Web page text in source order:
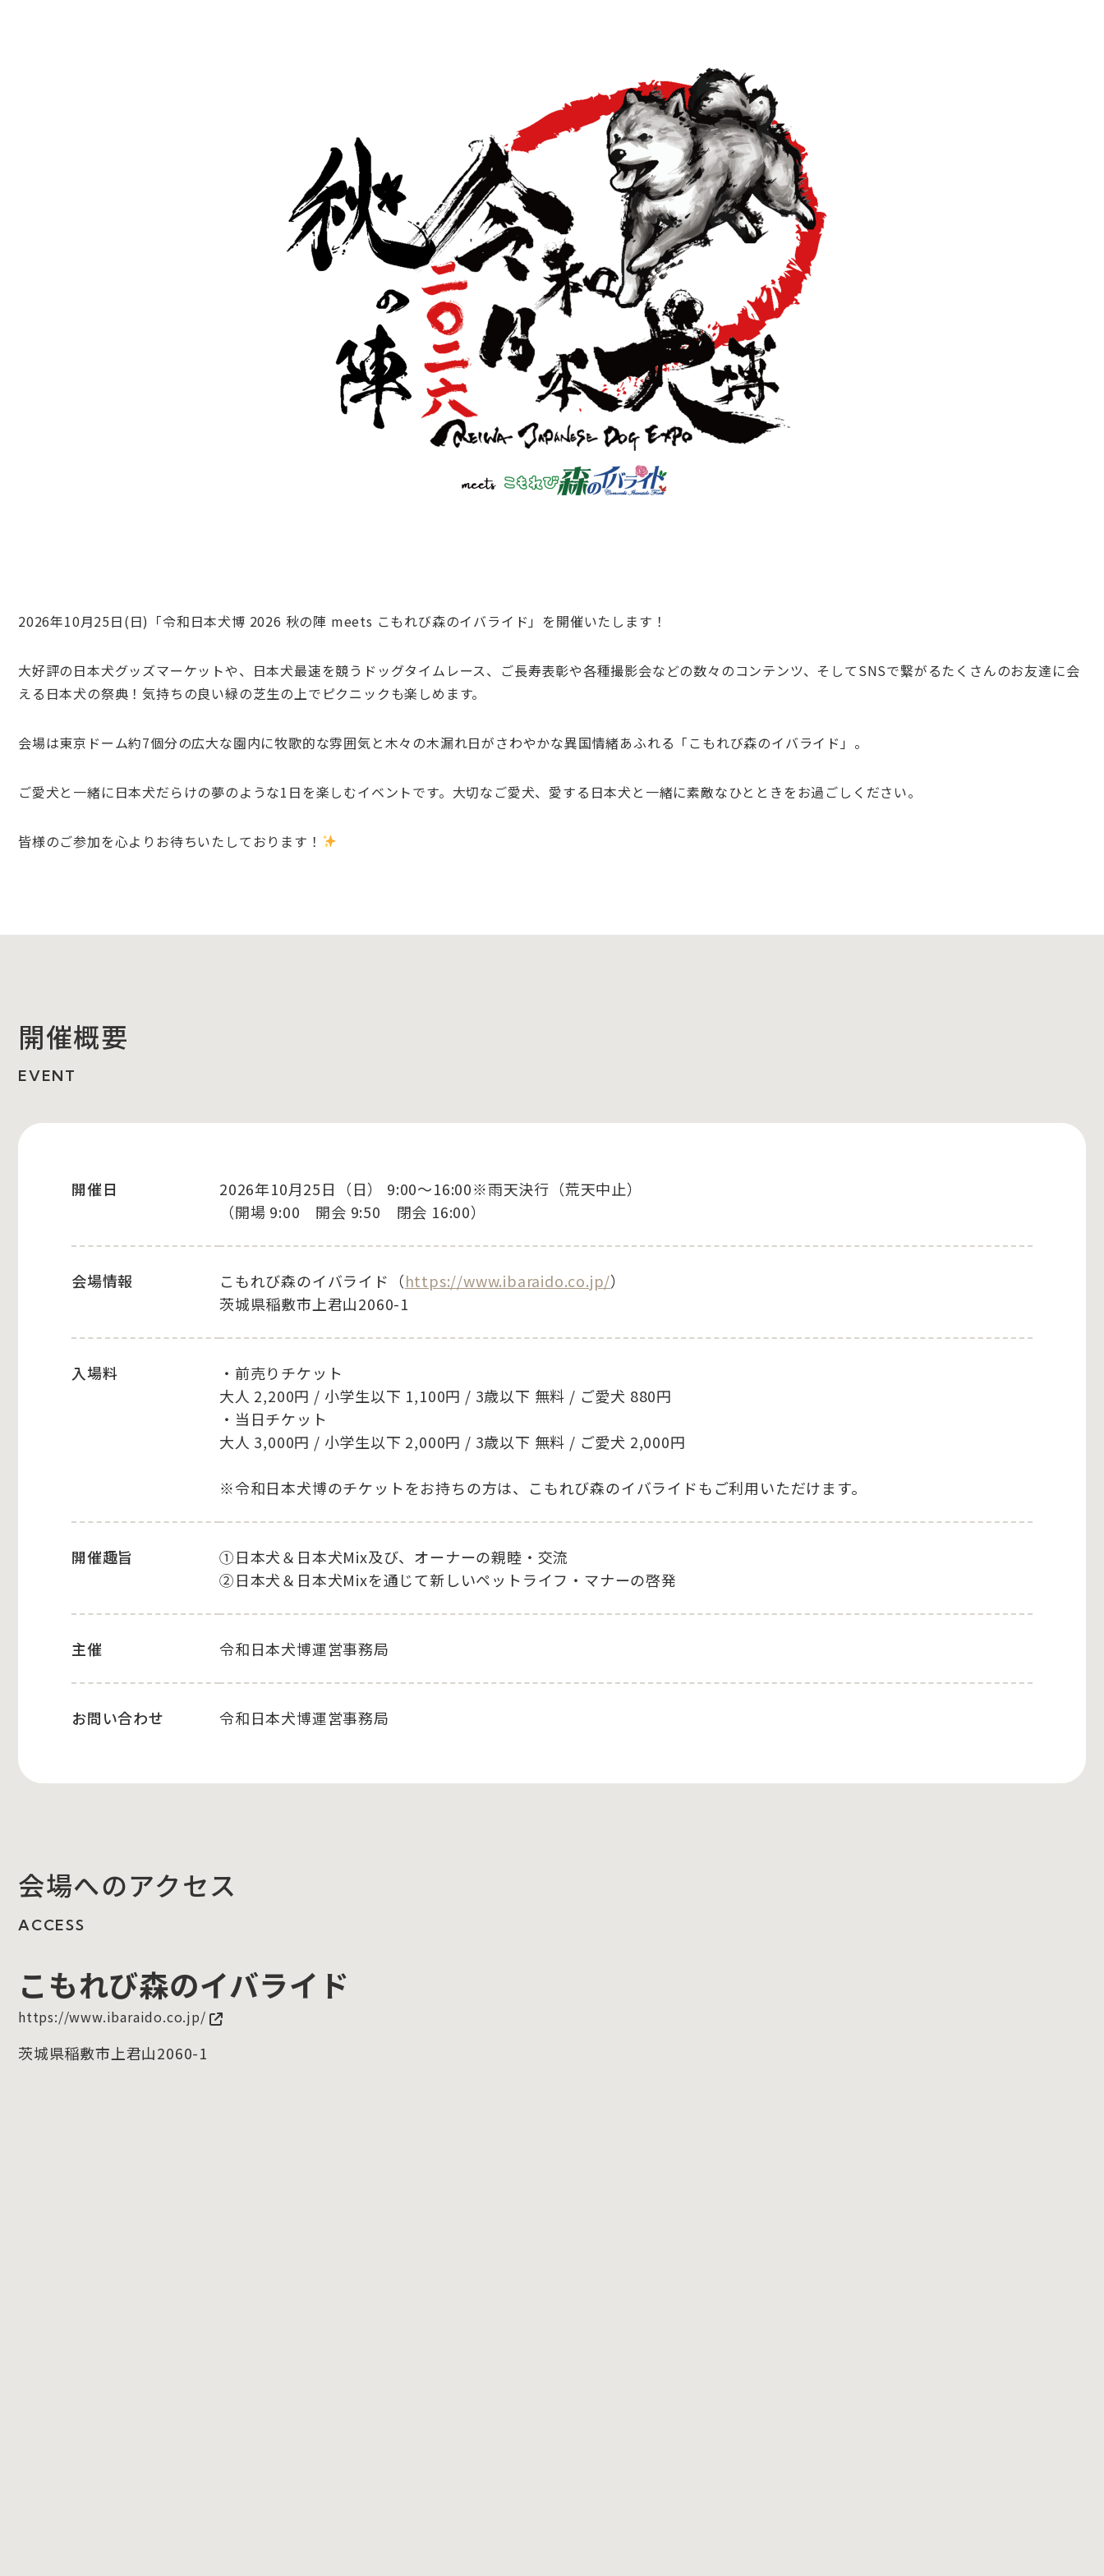
2026年10月25日(日)「令和日本犬博 2026 秋の陣 meets こもれび森のイバライド」を開催いたします！
大好評の日本犬グッズマーケットや、日本犬最速を競うドッグタイムレース、ご長寿表彰や各種撮影会などの数々のコンテンツ、 そしてSNSで繋がるたくさんのお友達に会
える日本犬の祭典！気持ちの良い緑の芝生の上でピクニックも楽しめます。
会場は東京ドーム約7個分の広大な園内に牧歌的な雰囲気と木々の木漏れ日がさわやかな異国情緒あふれる「こもれび森のイバライド」。
ご愛犬と一緒に日本犬だらけの夢のような1日を楽しむイベントです。大切なご愛犬、愛する日本犬と一緒に素敵なひとときをお過ごしください。
皆様のご参加を心よりお待ちいたしております！
開催概要
EVENT
開催日
2026年10月25日（日） 9:00〜16:00※雨天決行（荒天中止）
（開場 9:00 開会 9:50 閉会 16:00）
会場情報 こもれび森のイバライド（https://www.ibaraido.co.jp/）
茨城県稲敷市上君山2060-1
入場料
・前売りチケット
大人 2,200円 / 小学生以下 1,100円 / 3歳以下 無料 / ご愛犬 880円
・当日チケット
大人 3,000円 / 小学生以下 2,000円 / 3歳以下 無料 / ご愛犬 2,000円
※令和日本犬博のチケットをお持ちの方は、こもれび森のイバライドもご利用いただけます。
開催趣旨
①日本犬＆日本犬Mix及び、オーナーの親睦・交流
②日本犬＆日本犬Mixを通じて新しいペットライフ・マナーの啓発
主催 令和日本犬博運営事務局
お問い合わせ 令和日本犬博運営事務局
会場へのアクセス
ACCESS
こもれび森のイバライド
https://www.ibaraido.co.jp/
茨城県稲敷市上君山2060-1